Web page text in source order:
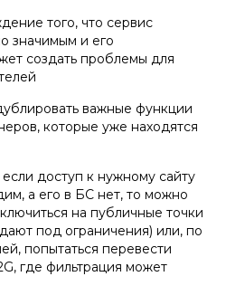
того, что сервис
значимым и его
создать проблемы для
важные функции
которые уже находятся
доступ к нужному сайту
а его в БС нет, то можно
на публичные точки
под ограничения) или, по
попытаться перевести
где фильтрация может